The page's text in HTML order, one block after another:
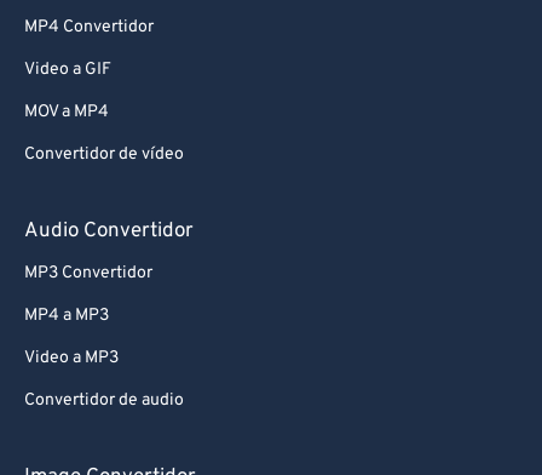
MP4 Convertidor
Video a GIF
MOV a MP4
Convertidor de vídeo
Audio Convertidor
MP3 Convertidor
MP4 a MP3
Video a MP3
Convertidor de audio